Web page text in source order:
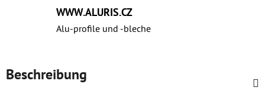
WWW.ALURIS.CZ
Alu-profile und ‑bleche
Beschreibung